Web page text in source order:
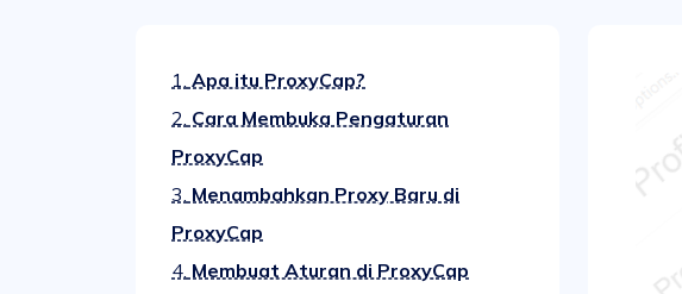
1. Apa itu ProxyCap?
2. Cara Membuka Pengaturan
ProxyCap
3. Menambahkan Proxy Baru di
ProxyCap
4. Membuat Aturan di ProxyCap